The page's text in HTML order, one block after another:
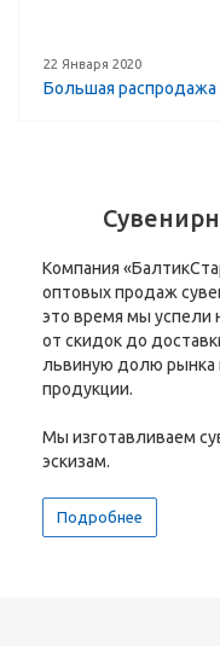
22 Января 2020
Большая распродажа
Компания
оптовых продаж
это время мы успели
от скидок до
львиную долю рынка
продукции.
Мы изготавливаем
эскизам.
Подробнее